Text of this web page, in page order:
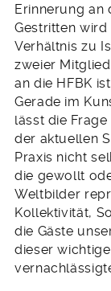
Erinnerung an
Gestritten
Verhältnis zu
zweier
an die HFBK
Gerade im
lässt die
der aktuellen
Praxis nicht
die gewollt
Weltbilder
Kollektivität,
die Gäste
dieser